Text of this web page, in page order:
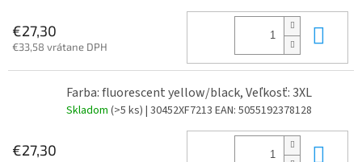
€27,30
€33,58 vrátane DPH
Farba: fluorescent yellow/black, Veľkosť: 3XL
Skladom (>5 ks) | 30452XF7213 EAN: 5055192378128
€27,30